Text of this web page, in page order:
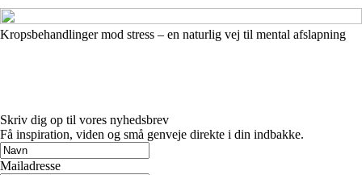
Kropsbehandlinger mod stress – en naturlig vej til mental afslapning
Skriv dig op til vores nyhedsbrev
Få inspiration, viden og små genveje direkte i din indbakke.
Mailadresse